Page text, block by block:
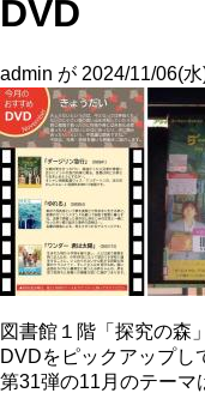
DVD
admin が 2024/11/06(
図書館１階「探究の森
DVDをピックアップし
第31弾の11月のテー